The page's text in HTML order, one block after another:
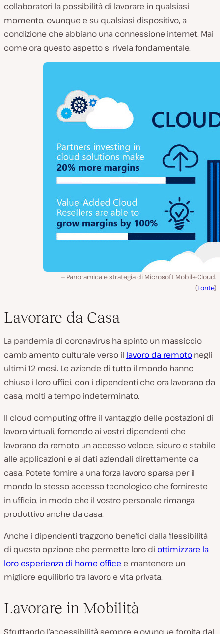
collaboratori la possibilità di lavorare in qualsiasi
momento, ovunque e su qualsiasi dispositivo, a
condizione che abbiano una connessione internet. Mai
come ora questo aspetto si rivela fondamentale.
Panoramica e strategia di Microsoft Mobile-Cloud.
(Fonte)
Lavorare da Casa
La pandemia di coronavirus ha spinto un massiccio
cambiamento culturale verso il lavoro da remoto negli
ultimi 12 mesi. Le aziende di tutto il mondo hanno
chiuso i loro uffici, con i dipendenti che ora lavorano da
casa, molti a tempo indeterminato.
Il cloud computing offre il vantaggio delle postazioni di
lavoro virtuali, fornendo ai vostri dipendenti che
lavorano da remoto un accesso veloce, sicuro e stabile
alle applicazioni e ai dati aziendali direttamente da
casa. Potete fornire a una forza lavoro sparsa per il
mondo lo stesso accesso tecnologico che fornireste
in ufficio, in modo che il vostro personale rimanga
produttivo anche da casa.
Anche i dipendenti traggono benefici dalla flessibilità
di questa opzione che permette loro di ottimizzare la
loro esperienza di home office e mantenere un
migliore equilibrio tra lavoro e vita privata.
Lavorare in Mobilità
Sfruttando l’accessibilità sempre e ovunque fornita dal